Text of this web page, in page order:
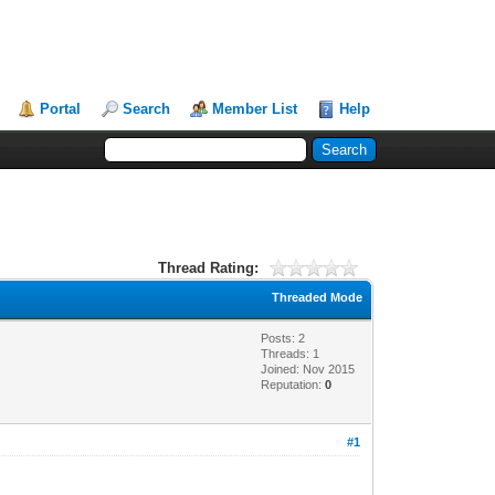
Portal Search Member List Help
Thread Rating:
Threaded Mode
Posts: 2
Threads: 1
Joined: Nov 2015
Reputation:0
#1